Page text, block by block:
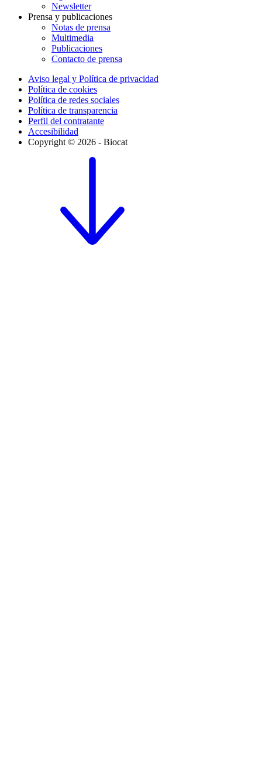
Newsletter
Prensa y publicaciones
Notas de prensa
Multimedia
Publicaciones
Contacto de prensa
Aviso legal y Política de privacidad
Política de cookies
Política de redes sociales
Política de transparencia
Perfil del contratante
Accesibilidad
Copyright © 2026 - Biocat